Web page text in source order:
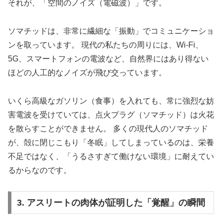
それが、「空間のノイズ（電磁波）」です。
ソマチッドは、非常に繊細な「振動」でコミュニケーショ
ンを取っています。 現代の私たちの周りには、Wi-Fi、
5G、スマートフォンの電波など、自然界にはあり得ない
ほどの人工的なノイズが飛び交っています。
いくら高級なガソリン（食事）を入れても、常に強烈な妨
害電波を受けていては、点火プラグ（ソマチッド）は火花
を散らすことができません。 多くの現代人のソマチッド
が、殻に閉じこもり「冬眠」してしまっているのは、栄養
不足ではなく、「うるさすぎて働けない環境」に耐えてい
るからなのです。
3. アスリートの肉体が証明した「覚醒」の瞬間